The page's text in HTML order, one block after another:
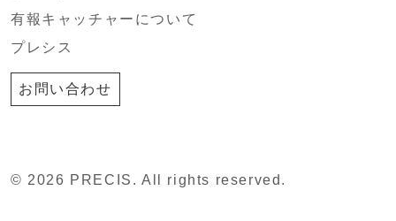
有報キャッチャーについて
プレシス
お問い合わせ
© 2026 PRECIS. All rights reserved.